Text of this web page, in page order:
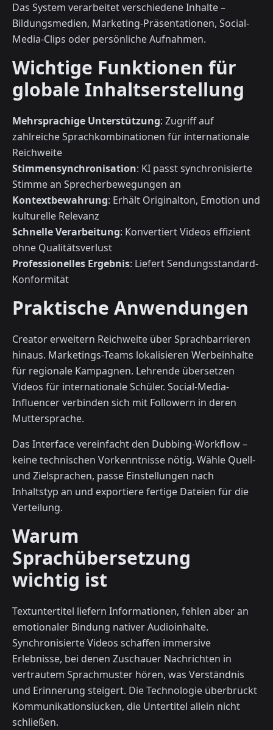
Das System verarbeitet verschiedene Inhalte –
Bildungsmedien, Marketing-Präsentationen, Social-
Media-Clips oder persönliche Aufnahmen.
Wichtige Funktionen für
globale Inhaltserstellung
Mehrsprachige Unterstützung: Zugriff auf
zahlreiche Sprachkombinationen für internationale
Reichweite
Stimmensynchronisation: KI passt synchronisierte
Stimme an Sprecherbewegungen an
Kontextbewahrung: Erhält Originalton, Emotion und
kulturelle Relevanz
Schnelle Verarbeitung: Konvertiert Videos effizient
ohne Qualitätsverlust
Professionelles Ergebnis: Liefert Sendungsstandard-
Konformität
Praktische Anwendungen
Creator erweitern Reichweite über Sprachbarrieren
hinaus. Marketings-Teams lokalisieren Werbeinhalte
für regionale Kampagnen. Lehrende übersetzen
Videos für internationale Schüler. Social-Media-
Influencer verbinden sich mit Followern in deren
Muttersprache.
Das Interface vereinfacht den Dubbing-Workflow –
keine technischen Vorkenntnisse nötig. Wähle Quell-
und Zielsprachen, passe Einstellungen nach
Inhaltstyp an und exportiere fertige Dateien für die
Verteilung.
Warum
Sprachübersetzung
wichtig ist
Textuntertitel liefern Informationen, fehlen aber an
emotionaler Bindung nativer Audioinhalte.
Synchronisierte Videos schaffen immersive
Erlebnisse, bei denen Zuschauer Nachrichten in
vertrautem Sprachmuster hören, was Verständnis
und Erinnerung steigert. Die Technologie überbrückt
Kommunikationslücken, die Untertitel allein nicht
schließen.